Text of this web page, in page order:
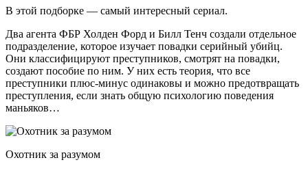
В этой подборке — самый интересный сериал.
Два агента ФБР Холден Форд и Билл Тенч создали отдельное
подразделение, которое изучает повадки серийный убийц.
Они классифицируют преступников, смотрят на повадки,
создают пособие по ним. У них есть теория, что все
преступники плюс-минус одинаковы и можно предотвращать
преступления, если знать общую психологию поведения
маньяков…
Охотник за разумом